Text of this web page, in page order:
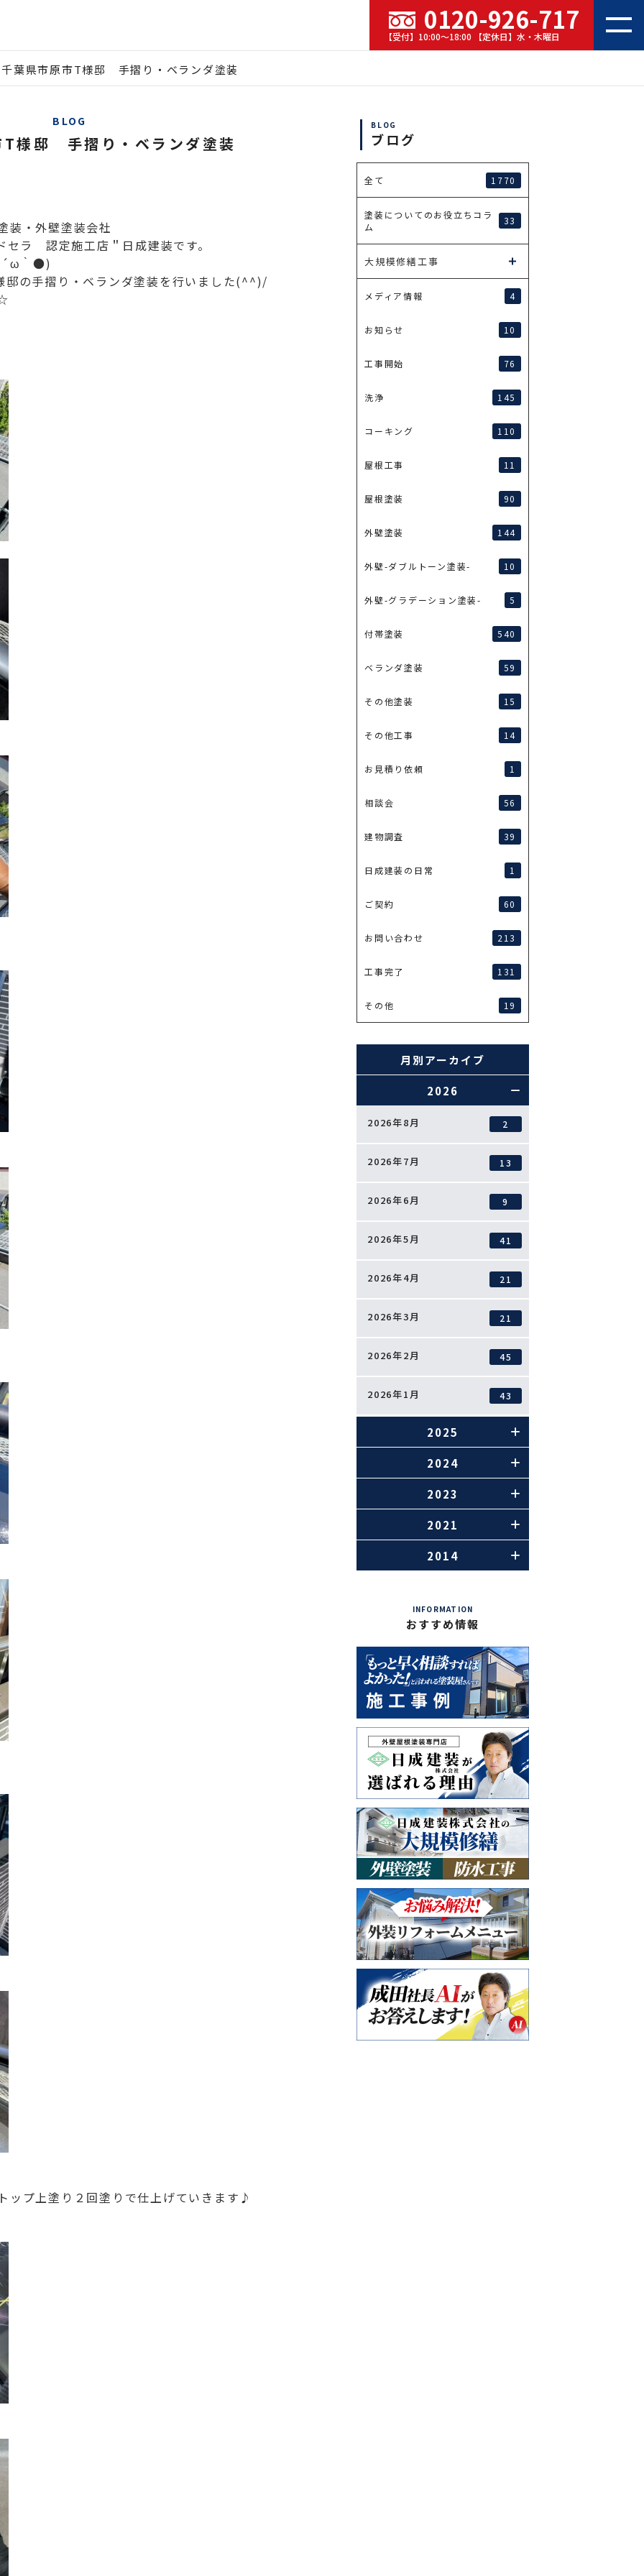
0120-926-717
【受付】10:00～18:00 【定休日】水・木曜日
千葉県市原市T様邸 手摺り・ベランダ塗装
BLOG
T様邸 手摺り・ベランダ塗装
装・外壁塗装会社
ラ 認定施工店＂日成建装です。
｀●)
邸の手摺り・ベランダ塗装を行いました(^^)/
ップ上塗り２回塗りで仕上げていきます♪
BLOG
ブログ
全て 1770
塗装についてのお役立ちコラ
ム
33
大規模修繕工事
メディア情報 4
お知らせ 10
工事開始 76
洗浄 145
コーキング 110
屋根工事 11
屋根塗装 90
外壁塗装 144
外壁-ダブルトーン塗装- 10
外壁-グラデーション塗装- 5
付帯塗装 540
ベランダ塗装 59
その他塗装 15
その他工事 14
お見積り依頼 1
相談会 56
建物調査 39
日成建装の日常 1
ご契約 60
お問い合わせ 213
工事完了 131
その他 19
月別アーカイブ
2026
2026年8月 2
2026年7月 13
2026年6月 9
2026年5月 41
2026年4月 21
2026年3月 21
2026年2月 45
2026年1月 43
2025
2024
2023
2021
2014
INFORMATION
おすすめ情報